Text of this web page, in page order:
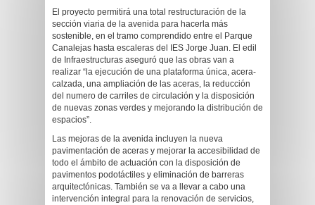
El proyecto permitirá una total restructuración de la
sección viaria de la avenida para hacerla más
sostenible, en el tramo comprendido entre el Parque
Canalejas hasta escaleras del IES Jorge Juan. El edil
de Infraestructuras aseguró que las obras van a
realizar “la ejecución de una plataforma única, acera-
calzada, una ampliación de las aceras, la reducción
del numero de carriles de circulación y la disposición
de nuevas zonas verdes y mejorando la distribución de
espacios”.
Las mejoras de la avenida incluyen la nueva
pavimentación de aceras y mejorar la accesibilidad de
todo el ámbito de actuación con la disposición de
pavimentos podotáctiles y eliminación de barreras
arquitectónicas. También se va a llevar a cabo una
intervención integral para la renovación de servicios,